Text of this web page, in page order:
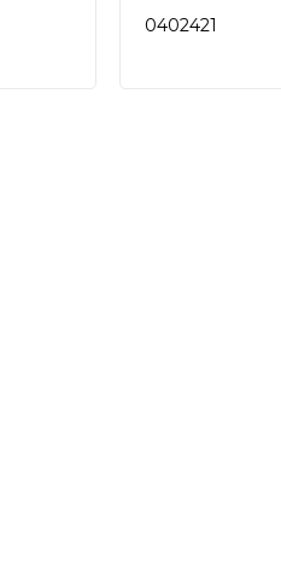
0402421